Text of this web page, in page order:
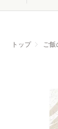
トップ ご飯